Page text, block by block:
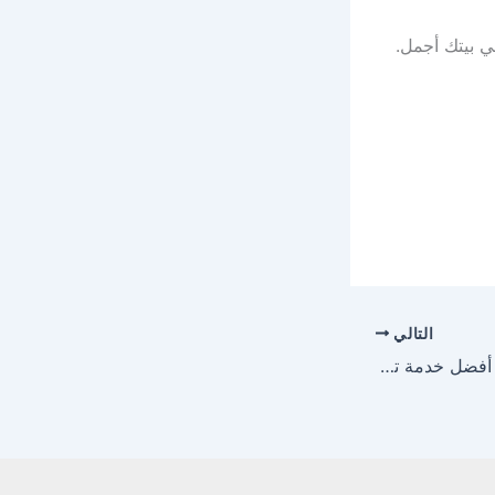
بيتك أجمل.
التالي
تفصيل ستائر بالرياض – أفضل خدمة تفصيل وتصميم حسب الطلب